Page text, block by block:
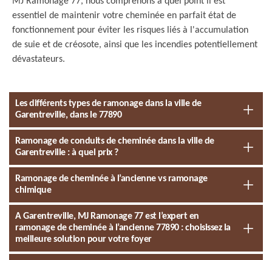
essentiel de maintenir votre cheminée en parfait état de
fonctionnement pour éviter les risques liés à l'accumulation
de suie et de créosote, ainsi que les incendies potentiellement
dévastateurs.
Les différents types de ramonage dans la ville de
Garentreville, dans le 77890
Ramonage de conduits de cheminée dans la ville de
Garentreville : à quel prix ?
Ramonage de cheminée à l’ancienne vs ramonage
chimique
A Garentreville, MJ Ramonage 77 est l’expert en
ramonage de cheminée à l’ancienne 77890 : choisissez la
meilleure solution pour votre foyer